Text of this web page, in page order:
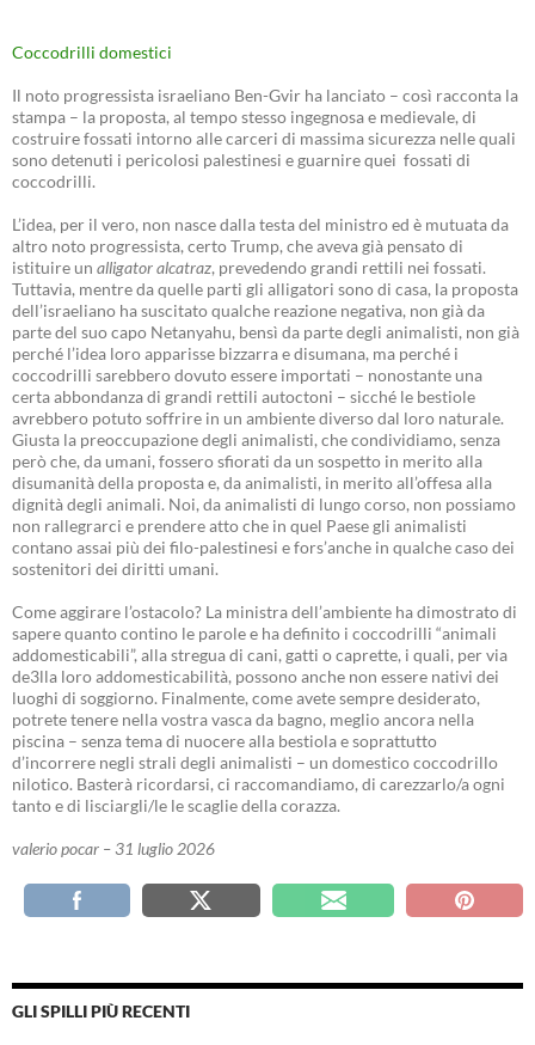
Coccodrilli domestici
Il noto progressista israeliano Ben-Gvir ha lanciato – così racconta la
stampa – la proposta, al tempo stesso ingegnosa e medievale, di
costruire fossati intorno alle carceri di massima sicurezza nelle quali
sono detenuti i pericolosi palestinesi e guarnire quei fossati di
coccodrilli.
L’idea, per il vero, non nasce dalla testa del ministro ed è mutuata da
altro noto progressista, certo Trump, che aveva già pensato di
istituire un alligator alcatraz, prevedendo grandi rettili nei fossati.
Tuttavia, mentre da quelle parti gli alligatori sono di casa, la proposta
dell’israeliano ha suscitato qualche reazione negativa, non già da
parte del suo capo Netanyahu, bensì da parte degli animalisti, non già
perché l’idea loro apparisse bizzarra e disumana, ma perché i
coccodrilli sarebbero dovuto essere importati – nonostante una
certa abbondanza di grandi rettili autoctoni – sicché le bestiole
avrebbero potuto soffrire in un ambiente diverso dal loro naturale.
Giusta la preoccupazione degli animalisti, che condividiamo, senza
però che, da umani, fossero sfiorati da un sospetto in merito alla
disumanità della proposta e, da animalisti, in merito all’offesa alla
dignità degli animali. Noi, da animalisti di lungo corso, non possiamo
non rallegrarci e prendere atto che in quel Paese gli animalisti
contano assai più dei filo-palestinesi e fors’anche in qualche caso dei
sostenitori dei diritti umani.
Come aggirare l’ostacolo? La ministra dell’ambiente ha dimostrato di
sapere quanto contino le parole e ha definito i coccodrilli “animali
addomesticabili”, alla stregua di cani, gatti o caprette, i quali, per via
de3lla loro addomesticabilità, possono anche non essere nativi dei
luoghi di soggiorno. Finalmente, come avete sempre desiderato,
potrete tenere nella vostra vasca da bagno, meglio ancora nella
piscina – senza tema di nuocere alla bestiola e soprattutto
d’incorrere negli strali degli animalisti – un domestico coccodrillo
nilotico. Basterà ricordarsi, ci raccomandiamo, di carezzarlo/a ogni
tanto e di lisciargli/le le scaglie della corazza.
valerio pocar – 31 luglio 2026
GLI SPILLI PIÙ RECENTI